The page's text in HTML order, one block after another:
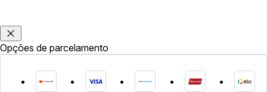
Opções de parcelamento